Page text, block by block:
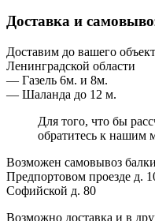
Доставка и
Доставим до вашего
Ленинградской области
— Газель 6м. и 8м.
— Шаланда до 12 м.
Для того, что бы
обратитесь к нашим
Возможен самовывоз
Предпортовом проезде д.
Софийской д. 80
Возможно доставка и в